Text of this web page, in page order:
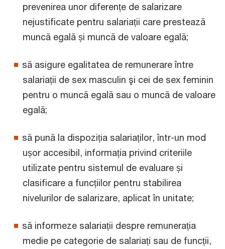
prevenirea unor diferențe de salarizare
nejustificate pentru salariații care prestează
muncă egală și muncă de valoare egală;
să asigure egalitatea de remunerare între
salariații de sex masculin şi cei de sex feminin
pentru o muncă egală sau o muncă de valoare
egală;
să pună la dispoziția salariaților, într-un mod
ușor accesibil, informația privind criteriile
utilizate pentru sistemul de evaluare și
clasificare a funcțiilor pentru stabilirea
nivelurilor de salarizare, aplicat în unitate;
să informeze salariații despre remunerația
medie pe categorie de salariați sau de funcții,